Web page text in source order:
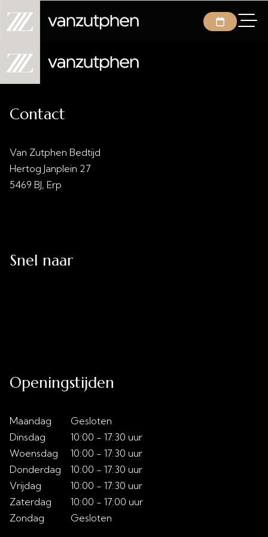
Contact
Van Zutphen Bedtijd
Hertog Janplein 27
5469 BJ, Erp
Snel naar
Openingstijden
Maandag
Dinsdag
Woensdag
Donderdag
Vrijdag
Zaterdag
Zondag
Gesloten
10:00 - 17:30 uur
10:00 - 17:30 uur
10:00 - 17:30 uur
10:00 - 17:30 uur
10:00 - 17:00 uur
Gesloten